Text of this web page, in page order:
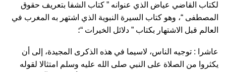
لكتاب القاضي عياض الذي عنوانه ” كتاب الشفا بتعريف حقوق
المصطفى “، وهو كتاب السيرة النبوية الذي اشتهر به المغرب في
العالم قبل الاشتهار بكتاب ” دلائل الخيرات “؛
عاشرا : توجيه الناس، لاسيما في هذه الذكرى المجيدة، إلى أن
يكثروا من الصلاة على النبي صلى الله عليه وسلم امتثالا لقوله